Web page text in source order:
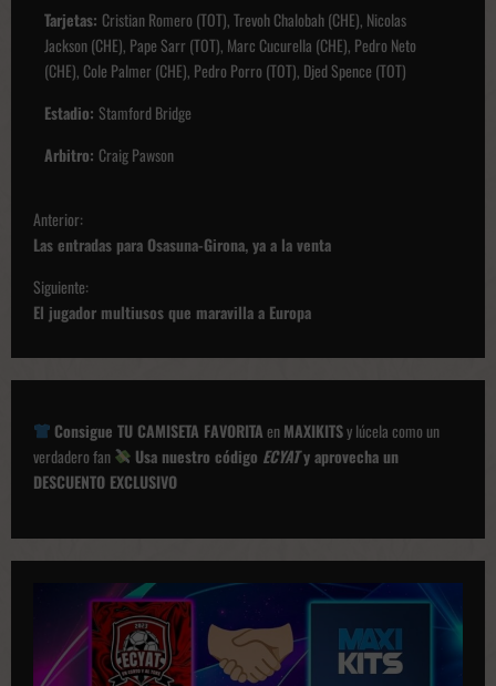
Tarjetas: Cristian Romero (TOT), Trevoh Chalobah (CHE), Nicolas
Jackson (CHE), Pape Sarr (TOT), Marc Cucurella (CHE), Pedro Neto
(CHE), Cole Palmer (CHE), Pedro Porro (TOT), Djed Spence (TOT)
Estadio: Stamford Bridge
Arbitro: Craig Pawson
N
a
v
e
a
i
ó
d
u
Anterior:
Las entradas para Osasuna-Girona, ya a la venta
Siguiente:
El jugador multiusos que maravilla a Europa
Consigue TU CAMISETA FAVORITAenMAXIKITSy lúcela como un
verdadero fan
Usa nuestro código ECYATy aprovecha un
DESCUENTO EXCLUSIVO